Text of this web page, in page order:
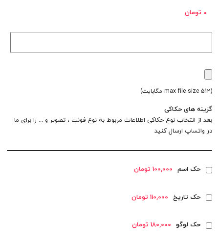
0 تومان
(max file size 512 مگابایت)
گزینه های حکاکی
بعد از انتخاب نوع حکاکی اطلاعات مربوط به نوع فونت ، تصویر و ... را برای ما
در واتساپ ارسال کنید
حک اسم 100,000 تومان
حک تاریخ 110,000 تومان
حک لوگو 180,000 تومان